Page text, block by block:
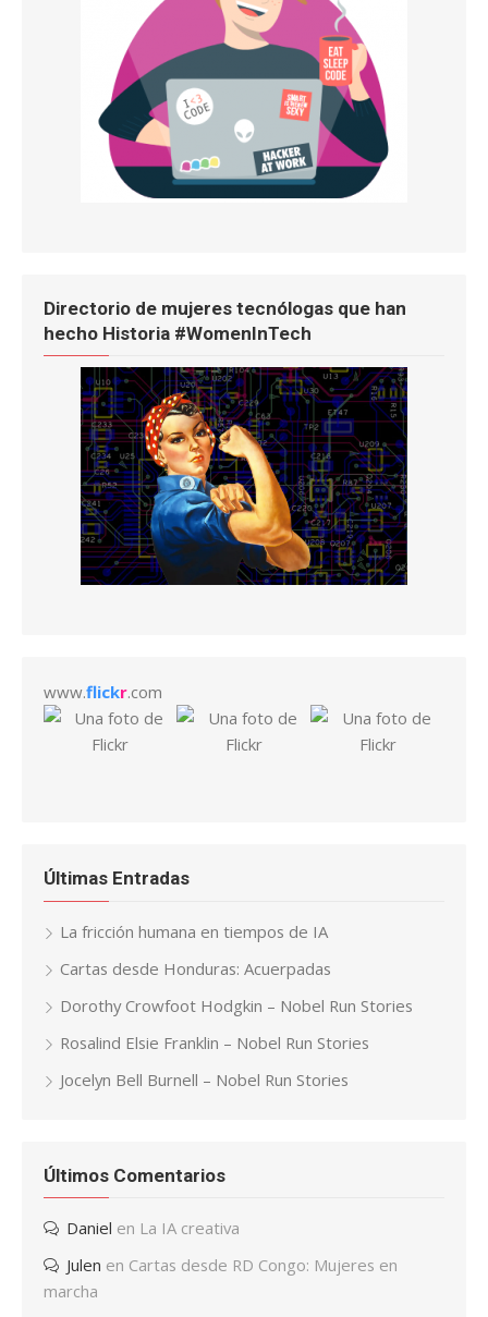
Directorio de mujeres tecnólogas que han
hecho Historia #WomenInTech
www.flickr.com
Últimas Entradas
La fricción humana en tiempos de IA
Cartas desde Honduras: Acuerpadas
Dorothy Crowfoot Hodgkin – Nobel Run Stories
Rosalind Elsie Franklin – Nobel Run Stories
Jocelyn Bell Burnell – Nobel Run Stories
Últimos Comentarios
Daniel en La IA creativa
Julen en Cartas desde RD Congo: Mujeres en
marcha